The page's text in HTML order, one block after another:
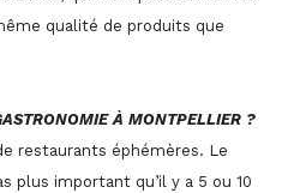
qualité de produits que
À MONTPELLIER ?
restaurants éphémères. Le
plus important qu’il y a 5 ou 10